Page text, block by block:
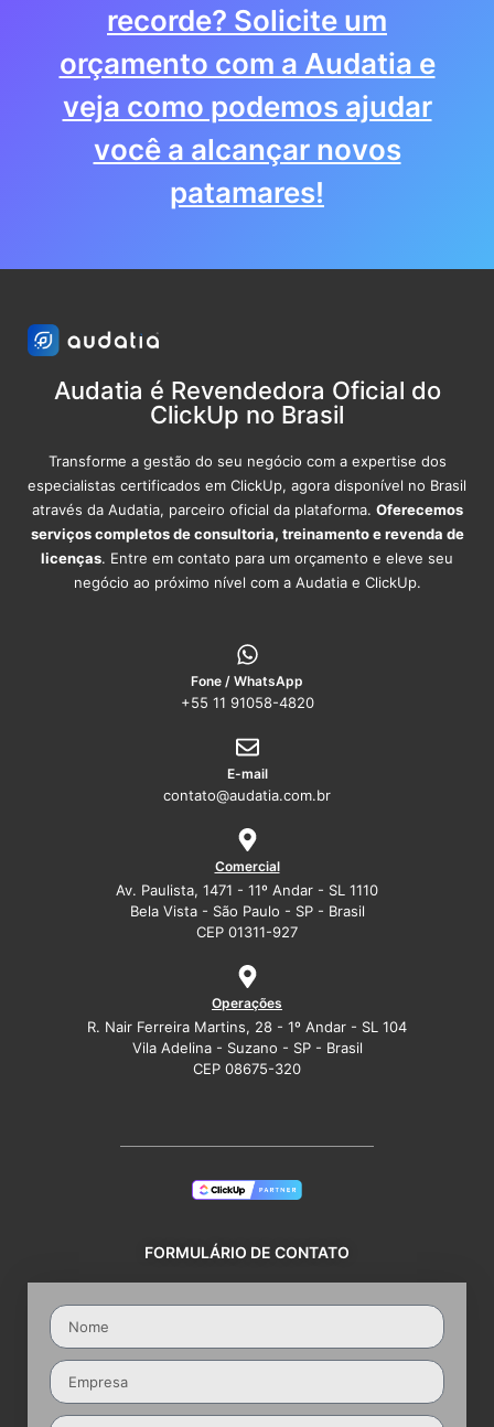
recorde? Solicite um
orçamento com a Audatia e
veja como podemos ajudar
você a alcançar novos
patamares!
Audatia é Revendedora Oficial do
ClickUp no Brasil
Transforme a gestão do seu negócio com a expertise dos
especialistas certificados em ClickUp, agora disponível no Brasil
através da Audatia, parceiro oficial da plataforma. Oferecemos
serviços completos de consultoria, treinamento e revenda de
licenças. Entre em contato para um orçamento e eleve seu
negócio ao próximo nível com a Audatia e ClickUp.
Fone / WhatsApp
+55 11 91058-4820
E-mail
contato@audatia.com.br
Comercial
Av. Paulista, 1471 - 11º Andar - SL 1110
Bela Vista - São Paulo - SP - Brasil
CEP 01311-927
Operações
R. Nair Ferreira Martins, 28 - 1º Andar - SL 104
Vila Adelina - Suzano - SP - Brasil
CEP 08675-320
FORMULÁRIO DE CONTATO